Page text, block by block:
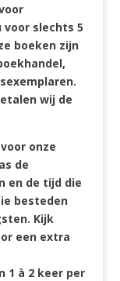
voor slechts 5
boeken zijn
wij de
onze
de
en de tijd die
besteden
Kijk
een extra
1 à 2 keer per